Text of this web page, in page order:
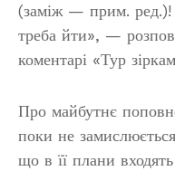
(заміж — прим. ред.)!
треба йти», —
коментарі «Тур
Про майбутнє
поки не
що в її плани